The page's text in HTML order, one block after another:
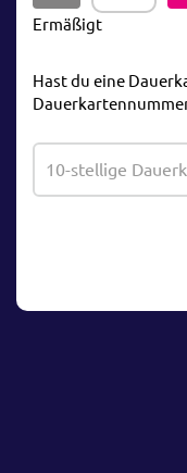
Ermäßigt
Hast du eine